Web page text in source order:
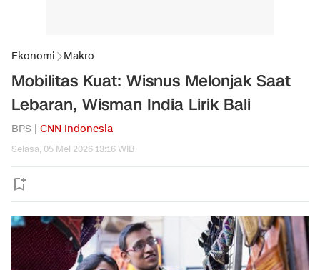
Ekonomi Makro
Mobilitas Kuat: Wisnus Melonjak Saat
Lebaran, Wisman India Lirik Bali
BPS | CNN Indonesia
Selasa, 05 Mei 2026 13:16 WIB